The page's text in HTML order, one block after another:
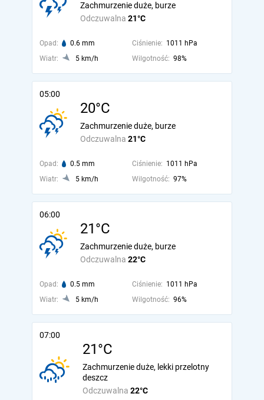
Odczuwalna 21°C
Zachmurzenie duże, burze
Opad: 0.6 mm Ciśnienie: 1011 hPa
Wiatr:
5 km/h Wilgotność: 98%
05:00
20°C
Odczuwalna 21°C
Zachmurzenie duże, burze
Opad: 0.5 mm Ciśnienie: 1011 hPa
Wiatr:
5 km/h Wilgotność: 97%
06:00
21°C
Odczuwalna 22°C
Zachmurzenie duże, burze
Opad: 0.5 mm Ciśnienie: 1011 hPa
Wiatr:
5 km/h Wilgotność: 96%
07:00
21°C
Odczuwalna 22°C
Zachmurzenie duże, lekki przelotny
deszcz